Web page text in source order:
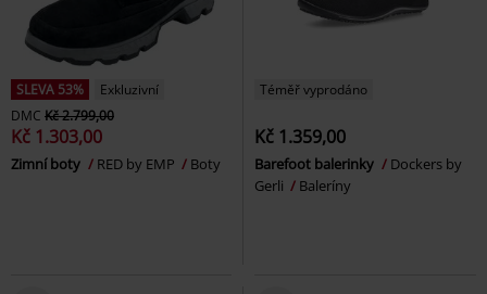
SLEVA 53%
Exkluzivní
DMC Kč 2.799,00
Kč 1.303,00
Zimní boty RED by EMP Boty
Téměř vyprodáno
Kč 1.359,00
Barefoot balerinky
Dockers by
Gerli
Baleríny